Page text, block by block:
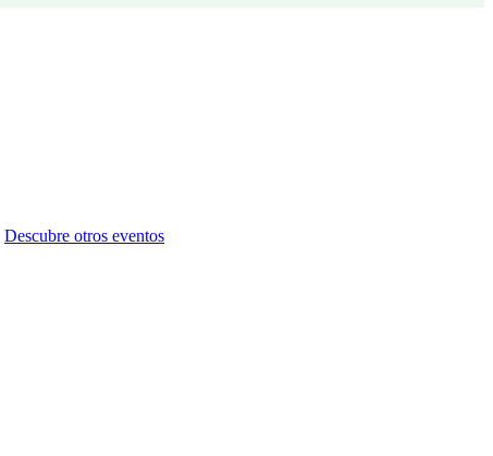
Descubre otros eventos